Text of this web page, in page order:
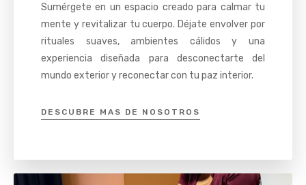
Sumérgete en un espacio creado para calmar tu
mente y revitalizar tu cuerpo. Déjate envolver por
rituales suaves, ambientes cálidos y una
experiencia diseñada para desconectarte del
mundo exterior y reconectar con tu paz interior.
DESCUBRE MAS DE NOSOTROS